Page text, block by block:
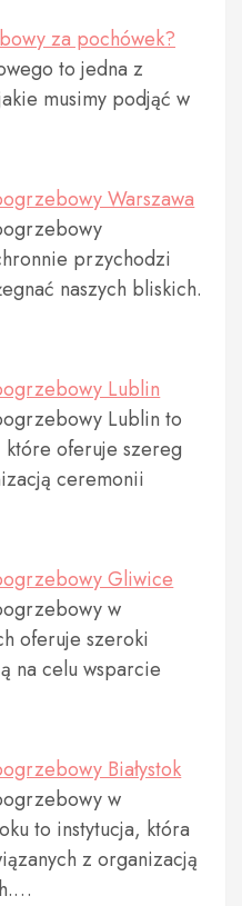
za pochówek?
to jedna z
musimy podjąć w
Warszawa
przychodzi
naszych bliskich.
Lublin
Lublin to
które oferuje szereg
ceremonii
Gliwice
w
oferuje szeroki
na celu wsparcie
Białystok
w
to instytucja, która
z organizacją